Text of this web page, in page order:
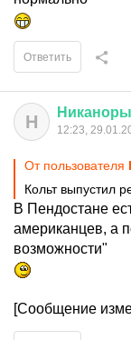
Ответить
Н 12:23,
От пользователя
Кольт выпустил
В Пендостане
американцев, а
возможности"
[Сообщение